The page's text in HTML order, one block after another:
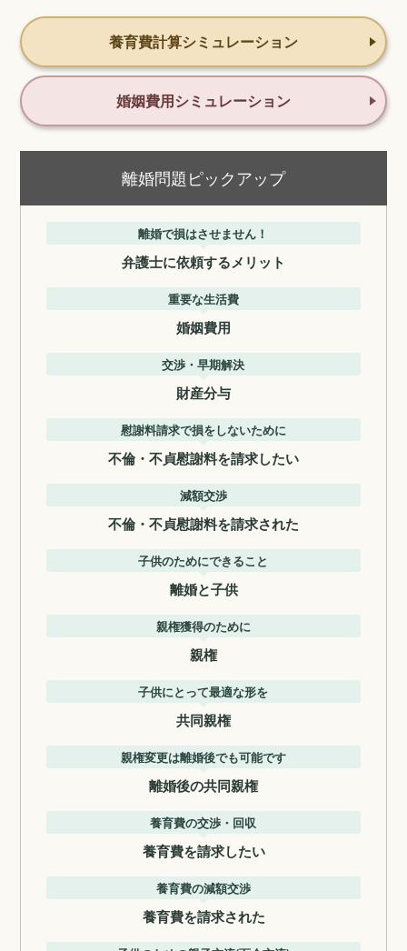
養育費計算シミュレーション
婚姻費用シミュレーション
離婚問題ピックアップ
離婚で損はさせません！
弁護士に依頼するメリット
重要な生活費
婚姻費用
交渉・早期解決
財産分与
慰謝料請求で損をしないために
不倫・不貞慰謝料を請求したい
減額交渉
不倫・不貞慰謝料を請求された
子供のためにできること
離婚と子供
親権獲得のために
親権
子供にとって最適な形を
共同親権
親権変更は離婚後でも可能です
離婚後の共同親権
養育費の交渉・回収
養育費を請求したい
養育費の減額交渉
養育費を請求された